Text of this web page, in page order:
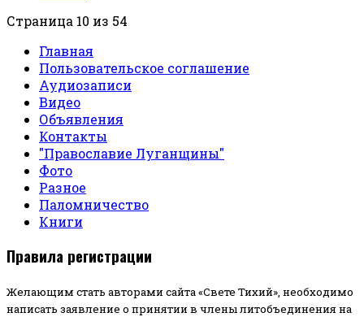
Страница 10 из 54
Главная
Пользовательское соглашение
Аудиозаписи
Видео
Объявления
Контакты
"Православие Луганщины"
Фото
Разное
Паломничество
Книги
Правила регистрации
Желающим стать авторами сайта «Свете Тихий», необходимо
написать заявление о принятии в члены литобъединения на